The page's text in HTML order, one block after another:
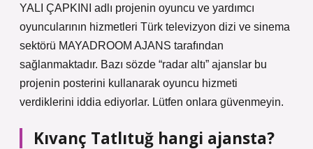
YALI ÇAPKINI adlı projenin oyuncu ve yardımcı
oyuncularının hizmetleri Türk televizyon dizi ve sinema
sektörü MAYADROOM AJANS tarafından
sağlanmaktadır. Bazı sözde “radar altı” ajanslar bu
projenin posterini kullanarak oyuncu hizmeti
verdiklerini iddia ediyorlar. Lütfen onlara güvenmeyin.
Kıvanç Tatlıtuğ hangi ajansta?